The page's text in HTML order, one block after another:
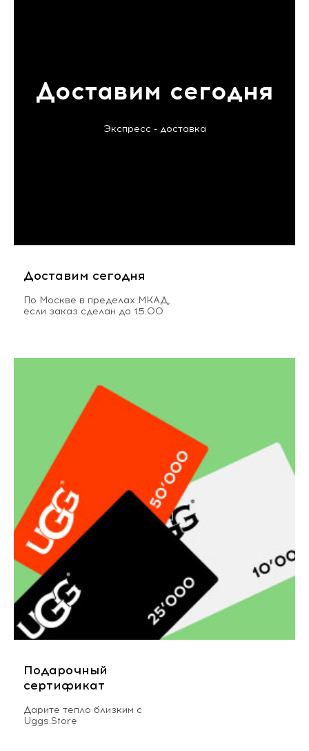
Доставим сегодня
Экспресс - доставка
Доставим сегодня
По Москве в пределах МКАД,
если заказ сделан до 15.00
Подарочный
сертификат
Дарите тепло близким с
Uggs.Store